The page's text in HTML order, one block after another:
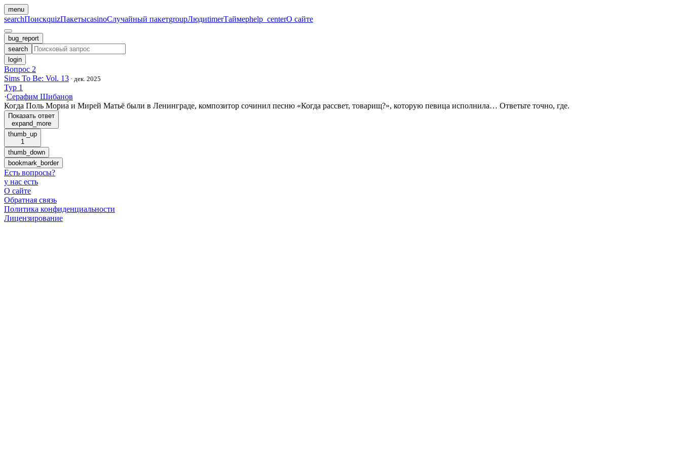
menu
searchПоискquizПакетыcasinoСлучайный пакетgroupЛюдиtimerТаймерhelp_centerО сайте
bug_report
search
login
Вопрос 2
Sims To Be: Vol. 13 · дек. 2025
Тур 1
·Серафим Шибанов
Когда Поль Мориа́ и Мирей Матьё были в Ленинграде, композитор сочинил песню «Когда рассвет, товарищ?», которую певица исполнила… Ответьте точно, где.
Показать ответ
expand_more
thumb_up
1
thumb_down
bookmark_border
Есть вопросы?
у нас есть
О сайте
Обратная связь
Политика конфиденциальности
Лицензирование